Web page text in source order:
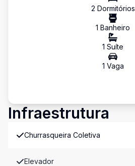
2 Dormitórios
1 Banheiro
1 Suíte
1 Vaga
Infraestrutura
Churrasqueira Coletiva
Elevador